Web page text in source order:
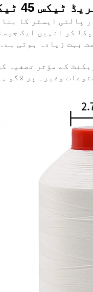
پالی اسٹر سلائی تھریڈ
پالئی ایسٹر کا
کر انہیں ایک
بہت زیادہ ہوتی ہے۔
کے مؤثر تصفیہ
وغیرہ پر لاگو